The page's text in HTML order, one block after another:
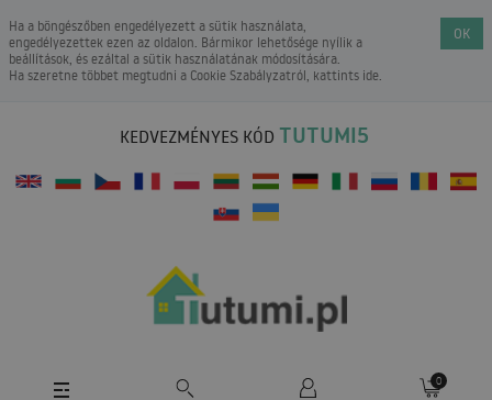
Ha a böngészőben engedélyezett a sütik használata,
engedélyezettek ezen az oldalon. Bármikor lehetősége nyílik a
beállítások, és ezáltal a sütik használatának módosítására.
Ha szeretne többet megtudni a Cookie Szabályzatról, kattints ide.
OK
KEDVEZMÉNYES KÓD TUTUMI5
0